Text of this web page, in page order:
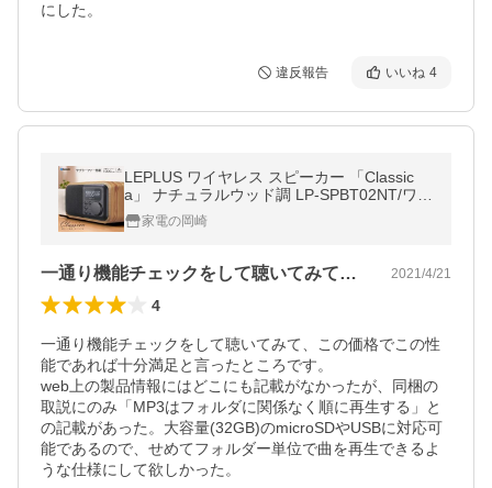
にした。
違反報告 いいね 4
LEPLUS ワイヤレス スピーカー 「Classic
a」 ナチュラルウッド調 LP-SPBT02NT/ワイ
ヤレススピーカー/リモコン付/クロック
家電の岡崎
一通り機能チェックをして聴いてみて、こ… 2021/4/21
4
一通り機能チェックをして聴いてみて、この価格でこの性
能であれば十分満足と言ったところです。
web上の製品情報にはどこにも記載がなかったが、同梱の
取説にのみ「MP3はフォルダに関係なく順に再生する」と
の記載があった。大容量(32GB)のmicroSDやUSBに対応可
能であるので、せめてフォルダー単位で曲を再生できるよ
うな仕様にして欲しかった。